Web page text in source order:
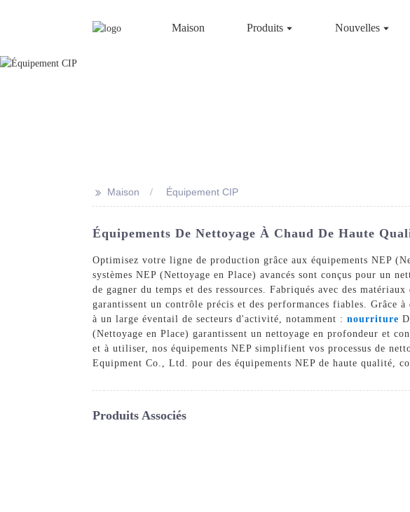
Maison Produits Nouvelles
>> Maison Équipement CIP
Équipements De Nettoyage À Chaud De Haute
Optimisez votre ligne de production grâce aux équipements NEP
systèmes NEP (Nettoyage en Place) avancés sont conçus pour un
de gagner du temps et des ressources. Fabriqués avec des
garantissent un contrôle précis et des performances fiables. Grâce
à un large éventail de secteurs d'activité, notamment : nourriture
(Nettoyage en Place) garantissent un nettoyage en profondeur et
et à utiliser, nos équipements NEP simplifient vos processus de
Equipment Co., Ltd. pour des équipements NEP de haute qualité,
Produits Associés